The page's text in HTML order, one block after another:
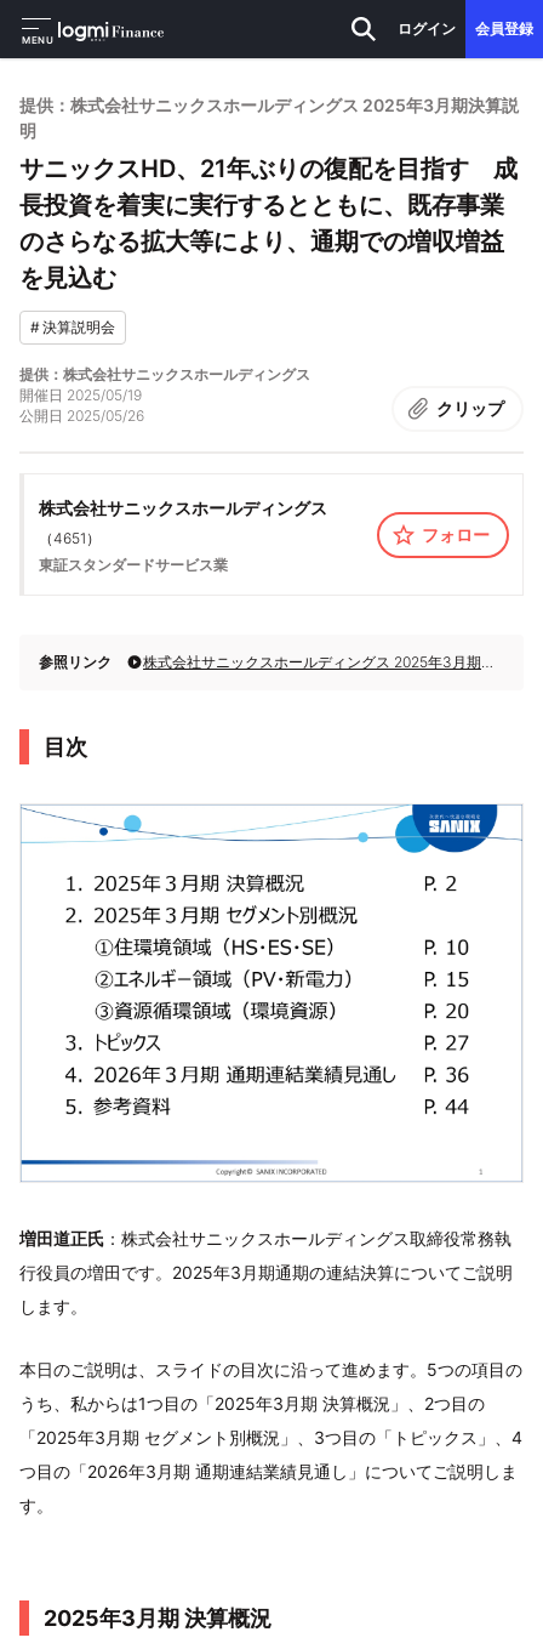
MENU
ログイン 会員登録
提供：株式会社サニックスホールディングス 2025年3月期決算説
明
サニックスHD、21年ぶりの復配を目指す 成
長投資を着実に実行するとともに、既存事業
のさらなる拡大等により、通期での増収増益
を見込む
#決算説明会
提供：株式会社サニックスホールディングス
開催日 2025/05/19
公開日 2025/05/26 クリップ
株式会社サニックスホールディングス
（4651 ）
東証スタンダードサービス業
フォロー
参照リンク 株式会社サニックスホールディングス 2025年3月期決算説明
目次
増田道正氏 ：株式会社サニックスホールディングス取締役常務執
行役員の増田です。2025年3月期通期の連結決算についてご説明
します。
本日のご説明は、スライドの目次に沿って進めます。5つの項目の
うち、私からは1つ目の「2025年3月期 決算概況」、2つ目の
「2025年3月期 セグメント別概況」、3つ目の「トピックス」、4
つ目の「2026年3月期 通期連結業績見通し」についてご説明しま
す。
2025年3月期 決算概況